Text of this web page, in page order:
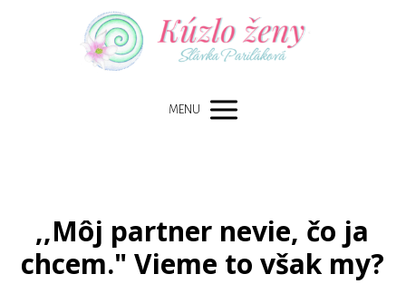
MENU
,,Môj partner nevie, čo ja
chcem." Vieme to však my?